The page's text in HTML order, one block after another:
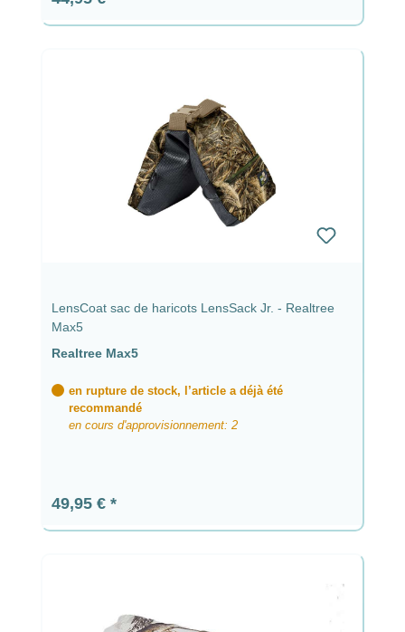
LensCoat sac de haricots LensSack Jr. - Realtree
Max5
Realtree Max5
en rupture de stock, l’article a déjà été
recommandé
en cours d'approvisionnement: 2
Prix régulier :
49,95 €